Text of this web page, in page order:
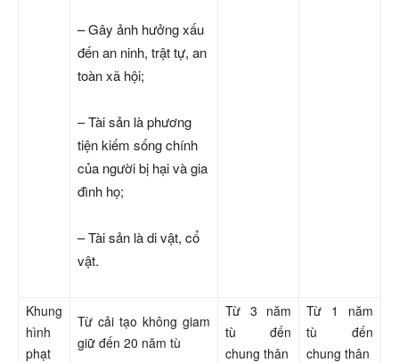
– Gây ảnh hưởng xấu
đến an ninh, trật tự, an
toàn xã hội;
– Tài sản là phương
tiện kiếm sống chính
của người bị hại và gia
đình họ;
– Tài sản là di vật, cổ
vật.
Khung
hình
phạt
Từ cải tạo không giam
giữ đến 20 năm tù
Từ 3 năm
tù đến
chung thân
Từ 1 năm
tù đến
chung thân